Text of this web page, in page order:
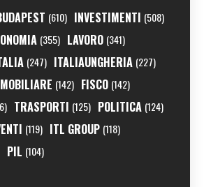
(610) INVESTIMENTI (508)
(355) LAVORO (341)
(247) ITALIAUNGHERIA (227)
(142) FISCO (142)
TRASPORTI (125) POLITICA (124)
(119) ITL GROUP (118)
PIL (104)